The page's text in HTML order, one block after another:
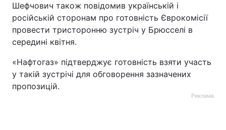
Шефчович також повідомив українській і
російській сторонам про готовність Єврокомісії
провести тристоронню зустріч у Брюсселі в
середині квітня.
«Нафтогаз» підтверджує готовність взяти участь
у такій зустрічі для обговорення зазначених
пропозицій.
Реклама